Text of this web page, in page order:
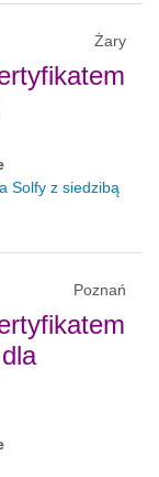
Żary
Solfy z siedzibą
Poznań